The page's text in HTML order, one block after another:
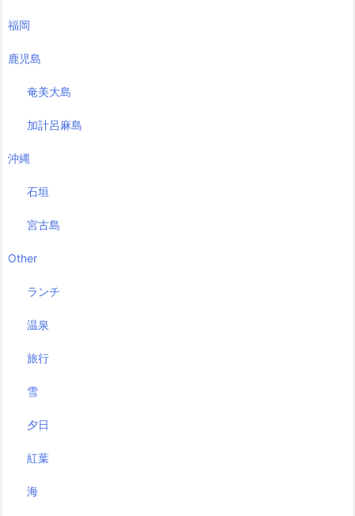
福岡
鹿児島
奄美大島
加計呂麻島
沖縄
石垣
宮古島
Other
ランチ
温泉
旅行
雪
夕日
紅葉
海